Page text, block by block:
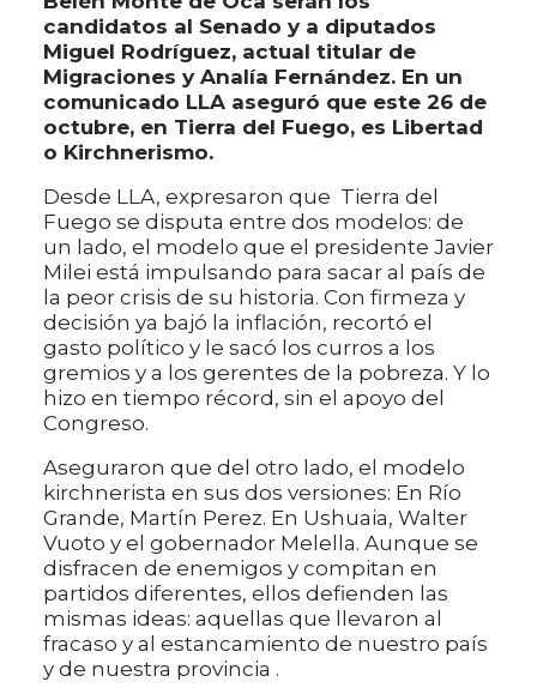
candidatos al Senado y a diputados
Miguel Rodríguez, actual titular de
Migraciones y Analía Fernández. En un
comunicado LLA aseguró que este 26 de
octubre, en Tierra del Fuego, es Libertad
o Kirchnerismo.
Desde LLA, expresaron que Tierra del
Fuego se disputa entre dos modelos: de
un lado, el modelo que el presidente Javier
Milei está impulsando para sacar al país de
la peor crisis de su historia. Con firmeza y
decisión ya bajó la inflación, recortó el
gasto político y le sacó los curros a los
gremios y a los gerentes de la pobreza. Y lo
hizo en tiempo récord, sin el apoyo del
Congreso.
Aseguraron que del otro lado, el modelo
kirchnerista en sus dos versiones: En Río
Grande, Martín Perez. En Ushuaia, Walter
Vuoto y el gobernador Melella. Aunque se
disfracen de enemigos y compitan en
partidos diferentes, ellos defienden las
mismas ideas: aquellas que llevaron al
fracaso y al estancamiento de nuestro país
y de nuestra provincia .